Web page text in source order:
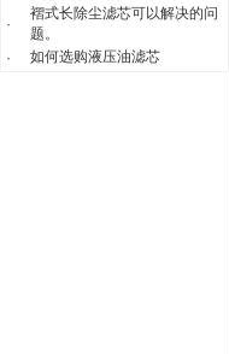
·
褶式长除尘滤芯可以解决的问
题。
·
如何选购液压油滤芯